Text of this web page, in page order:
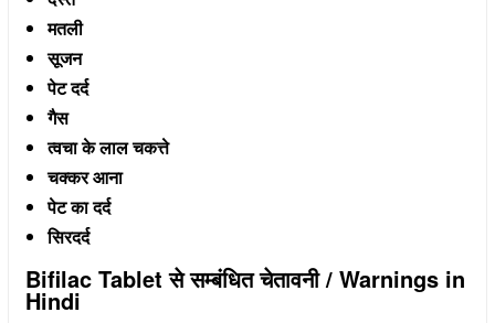
मतली
सूजन
पेट दर्द
गैस
त्वचा के लाल चकत्ते
चक्कर आना
पेट का दर्द
सिरदर्द
Bifilac Tablet से सम्बंधित चेतावनी / Warnings in
Hindi